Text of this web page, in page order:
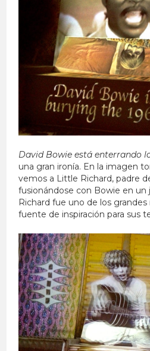
David Bowie está enterrando
una gran ironía. En la imagen
vemos a Little Richard, padre
fusionándose con Bowie en un
Richard fue uno de los
fuente de inspiración para sus